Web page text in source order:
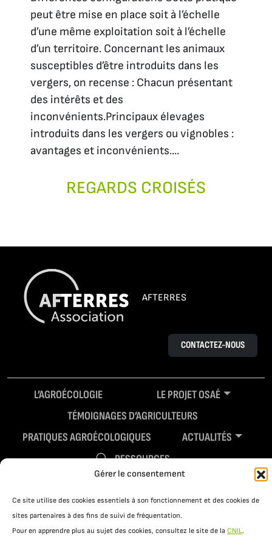
Gérer le consentement
Ce site utilise des cookies essentiels à son fonctionnement et des cookies de
sites partenaires à des fins de suivi de fréquentation.
Pour en apprendre plus au sujet des cookies, consultez le site de la CNIL.
peut être mise en place soit à l’échelle
d’une même exploitation soit à l’échelle
d’un territoire. Concernant les animaux
susceptibles d’être introduits dans les
vergers, on recense : Chacun présentant
des intérêts et des
inconvénients.Principaux élevages
introduits dans les vergers ou vignobles :
avantages et inconvénients....
REGARDS CROISÉS
AFTERRES
CONTACTEZ-NOUS
L’AGROÉCOLOGIE
LE PROJET OSAÉ
TÉMOIGNAGES D’AGRICULTEURS
PRATIQUES AGROÉCOLOGIQUES
ACTUALITÉS
RESSOURCES